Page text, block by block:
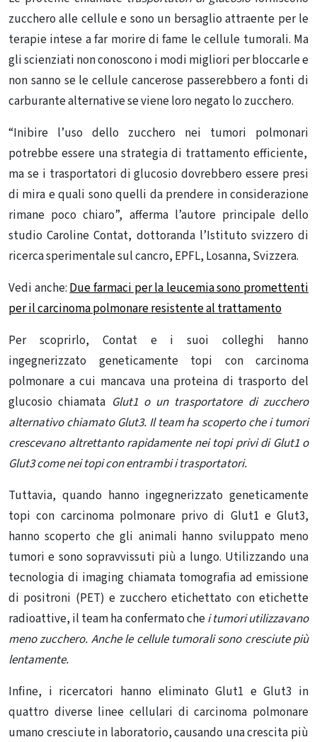
zucchero alle cellule e sono un bersaglio attraente per le
terapie intese a far morire di fame le cellule tumorali. Ma
gli scienziati non conoscono i modi migliori per bloccarle e
non sanno se le cellule cancerosepasserebbero a fonti di
carburante alternative se viene loro negato lo zucchero.
“Inibire l’uso dello zucchero nei tumori polmonari
potrebbe essere una strategia di trattamento efficiente,
ma se i trasportatori di glucosio dovrebbero essere presi
di mira e quali sono quelli da prendere in considerazione
rimane poco chiaro”, afferma l’autore principale dello
studioCaroline Contat, dottoranda l’Istituto svizzero di
ricerca sperimentale sul cancro, EPFL, Losanna, Svizzera.
Vedi anche: Due farmaci per la leucemia sono promettenti
per il carcinoma polmonare resistente al trattamento
Per scoprirlo, Contat e i suoi colleghi hanno
ingegnerizzato geneticamente topi con carcinoma
polmonare acui mancava una proteina di trasporto del
glucosio chiamata Glut1 o un trasportatore di zucchero
alternativo chiamato Glut3. Il team ha scoperto che i tumori
crescevano altrettanto rapidamente nei topi privi di Glut1 o
Glut3 come nei topi con entrambi i trasportatori.
Tuttavia, quando hanno ingegnerizzato geneticamente
topi con carcinoma polmonare privo di Glut1 e Glut3,
hanno scoperto che gli animali hanno sviluppato meno
tumori e sono sopravvissuti più a lungo. Utilizzando una
tecnologia di imaging chiamata tomografia ad emissione
di positroni (PET) e zucchero etichettato con etichette
radioattive, il team ha confermato chei tumori utilizzavano
meno zucchero. Anche le cellule tumorali sono cresciute più
lentamente.
Infine, i ricercatori hanno eliminato Glut1 e Glut3 in
quattro diverse linee cellulari di carcinoma polmonare
umano cresciute in laboratorio, causando una crescita più